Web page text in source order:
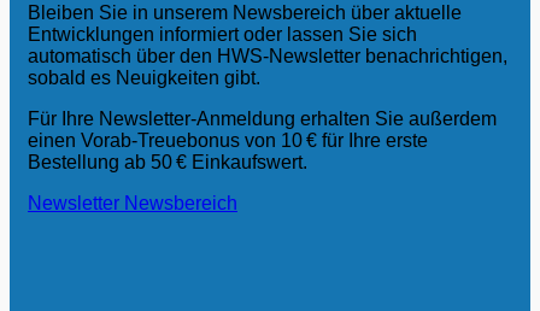
Bleiben Sie in unserem Newsbereich über aktuelle
Entwicklungen informiert oder lassen Sie sich
automatisch über den HWS‑Newsletter benachrichtigen,
sobald es Neuigkeiten gibt.
Für Ihre Newsletter‑Anmeldung erhalten Sie außerdem
einen Vorab‑Treuebonus von 10 € für Ihre erste
Bestellung ab 50 € Einkaufswert.
Newsletter Newsbereich